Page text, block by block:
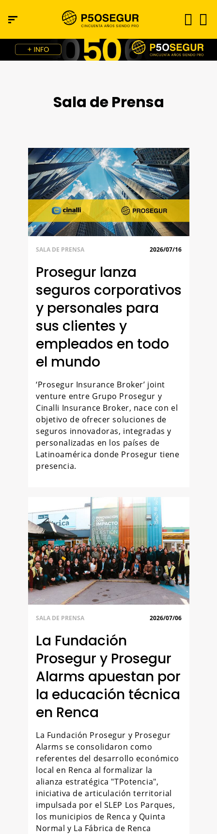
Sala de Prensa
SALA DE PRENSA 2026/07/16
Prosegur lanza
seguros corporativos
y personales para
sus clientes y
empleados en todo
el mundo
‘Prosegur Insurance Broker’ joint
venture entre Grupo Prosegur y
Cinalli Insurance Broker, nace con el
objetivo de ofrecer soluciones de
seguros innovadoras, integradas y
personalizadas en los países de
Latinoamérica donde Prosegur tiene
presencia.
SALA DE PRENSA 2026/07/06
La Fundación
Prosegur y Prosegur
Alarms apuestan por
la educación técnica
en Renca
La Fundación Prosegur y Prosegur
Alarms se consolidaron como
referentes del desarrollo económico
local en Renca al formalizar la
alianza estratégica "TPotencia",
iniciativa de articulación territorial
impulsada por el SLEP Los Parques,
los municipios de Renca y Quinta
Normal y La Fábrica de Renca